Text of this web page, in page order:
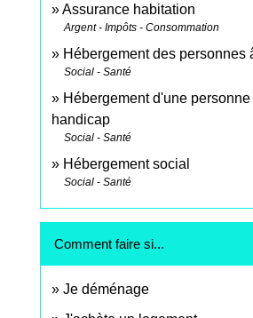
Assurance habitation
Argent - Impôts - Consommation
Hébergement des personnes
Social - Santé
Hébergement d'une
handicap
Social - Santé
Hébergement social
Social - Santé
Comment faire si...
Je déménage